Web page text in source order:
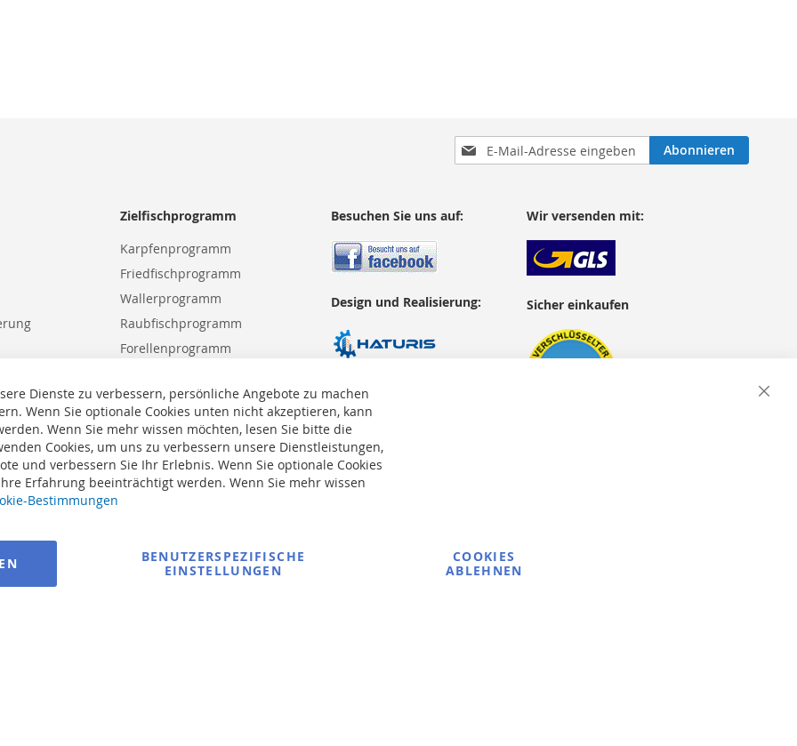
Anmeldung
zum
Abonnieren
Zielfischprogramm
Karpfenprogramm
Friedfischprogramm
Wallerprogramm
Raubfischprogramm
Forellenprogramm
Besuchen Sie uns auf:
Design und Realisierung:
Wir versenden mit:
Sicher einkaufen
Close
Dienste zu verbessern, persönliche Angebote zu machen
Wenn Sie optionale Cookies unten nicht akzeptieren, kann
Wenn Sie mehr wissen möchten, lesen Sie bitte die
Cookies, um uns zu verbessern unsere Dienstleistungen,
und verbessern Sie Ihr Erlebnis. Wenn Sie optionale Cookies
Erfahrung beeinträchtigt werden. Wenn Sie mehr wissen
Bestimmungen
BENUTZERSPEZIFISCHE
EINSTELLUNGEN
COOKIES
ABLEHNEN